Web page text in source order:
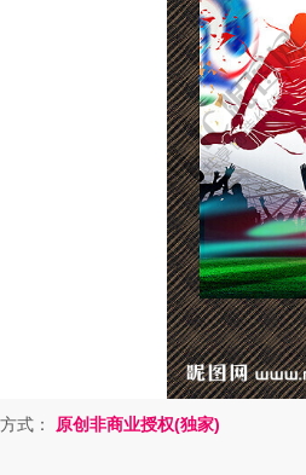
方式： 原创非商业授权(独家)